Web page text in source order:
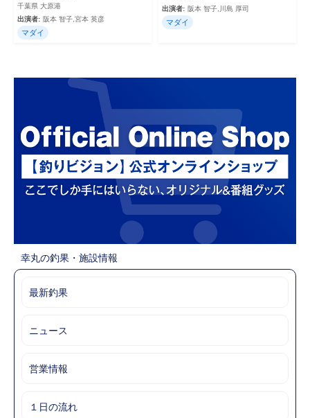
千葉県 大原港
出演者: 阪本 智子,宮本 英彦
マダイ
出演者: 阪本 智子,川島 厚司
マダイ
幸丸の釣果・施設情報
最新釣果
ニュース
営業情報
１日の流れ